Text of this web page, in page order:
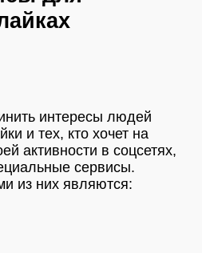
интересы людей
и тех, кто хочет на
активности в соцсетях,
сервисы.
из них являются: